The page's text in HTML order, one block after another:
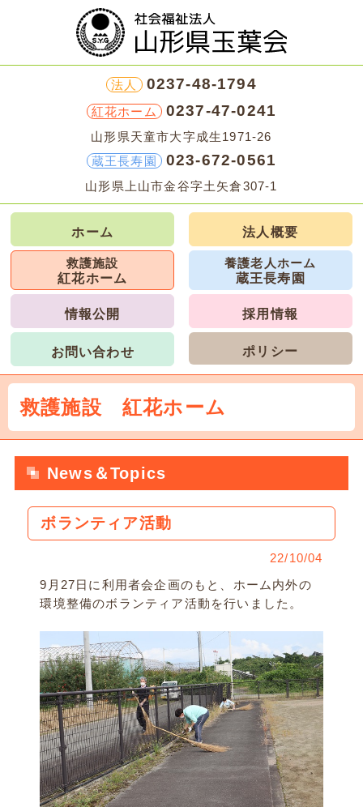
法人 0237-48-1794
紅花ホーム 0237-47-0241
山形県天童市大字成生1971-26
蔵王長寿園
023-672-0561
山形県上山市金谷字土矢倉307-1
ホーム 法人概要
救護施設
紅花ホーム
養護老人ホーム
蔵王長寿園
情報公開 採用情報
お問い合わせ ポリシー
救護施設 紅花ホーム
News＆Topics
ボランティア活動
22/10/04
9月27日に利用者会企画のもと、ホーム内外の
環境整備のボランティア活動を行いました。